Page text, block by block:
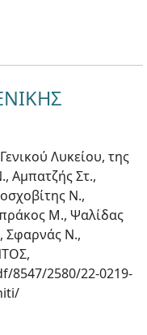
Λυκείου, της
Αμπατζής Στ.,
Ν.,
Μ., Ψαλίδας
Σφαρνάς Ν.,
2580/22-0219-